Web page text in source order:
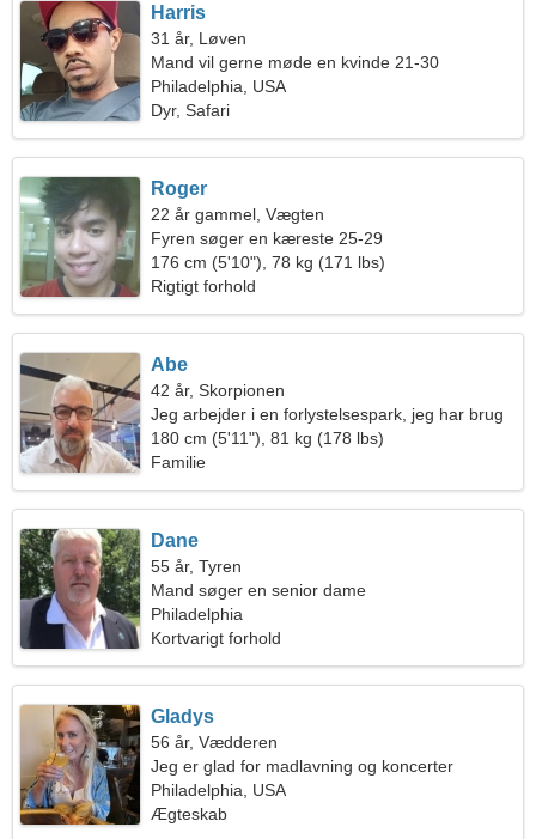
Harris
31 år, Løven
Mand vil gerne møde en kvinde 21-30
Philadelphia, USA
Dyr, Safari
Roger
22 år gammel, Vægten
Fyren søger en kæreste 25-29
176 cm (5'10"), 78 kg (171 lbs)
Rigtigt forhold
Abe
42 år, Skorpionen
Jeg arbejder i en forlystelsespark, jeg har brug
for en omgængelig kvinde
180 cm (5'11"), 81 kg (178 lbs)
Familie
Dane
55 år, Tyren
Mand søger en senior dame
Philadelphia
Kortvarigt forhold
Gladys
56 år, Vædderen
Jeg er glad for madlavning og koncerter
Philadelphia, USA
Ægteskab